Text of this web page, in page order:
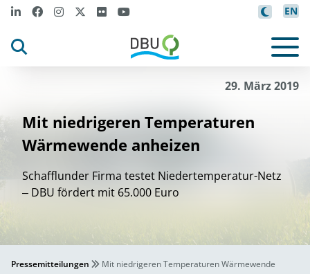
EN
29. März 2019
Mit niedrigeren Temperaturen
Wärmewende anheizen
Schafflunder Firma testet Niedertemperatur-Netz
‒ DBU fördert mit 65.000 Euro
Pressemitteilungen
Mit niedrigeren Temperaturen Wärmewende